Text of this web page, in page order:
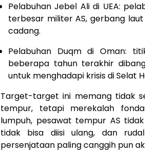
Pelabuhan Jebel Ali di UEA:
terbesar militer AS, gerbang
cadang.
Pelabuhan Duqm di Oman:
beberapa tahun terakhir
untuk menghadapi krisis di Selat
Target-target ini memang tidak
tempur, tetapi merekalah
lumpuh, pesawat tempur AS
tidak bisa diisi ulang, dan
persenjataan paling canggih pun